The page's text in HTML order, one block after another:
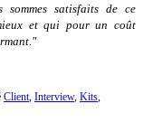
sommes satisfaits de ce
et qui pour un coût
Client Interview, Kits